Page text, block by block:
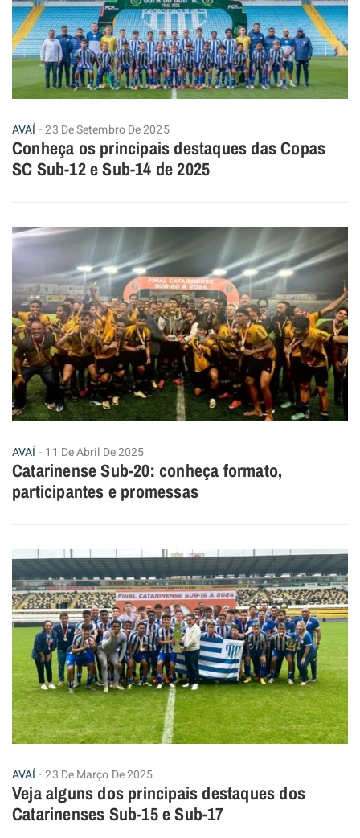
AVAÍ 23 De Setembro De 2025
Conheça os principais destaques das Copas
SC Sub-12 e Sub-14 de 2025
AVAÍ 11 De Abril De 2025
Catarinense Sub-20: conheça formato,
participantes e promessas
AVAÍ 23 De Março De 2025
Veja alguns dos principais destaques dos
Catarinenses Sub-15 e Sub-17